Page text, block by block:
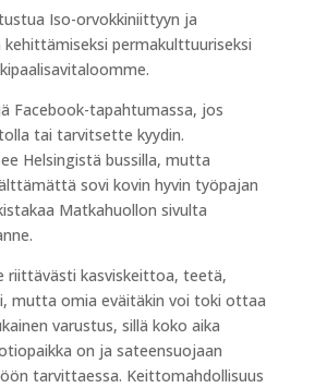
Iso-orvokkiniittyyn ja
permakulttuuriseksi
Facebook-tapahtumassa, jos
tai tarvitsette kyydin.
Helsingistä bussilla, mutta
sovi kovin hyvin työpajan
Matkahuollon sivulta
riittävästi kasviskeittoa, teetä,
mutta omia eväitäkin voi toki ottaa
varustus, sillä koko aika
on ja sateensuojaan
tarvittaessa. Keittomahdollisuus